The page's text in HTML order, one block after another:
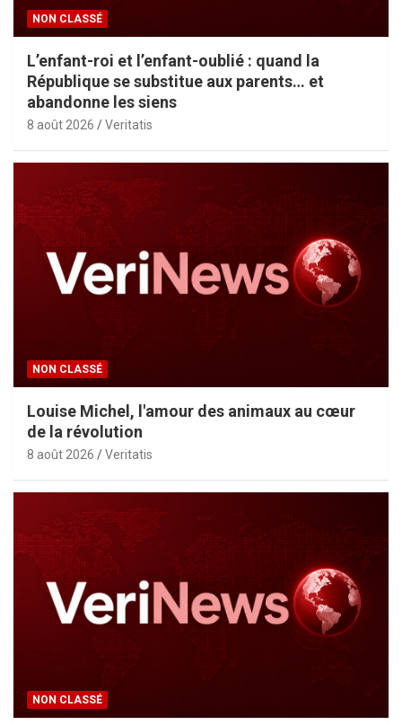
NON CLASSÉ
L’enfant-roi et l’enfant-oublié : quand la
République se substitue aux parents… et
abandonne les siens
8 août 2026 Veritatis
NON CLASSÉ
Louise Michel, l'amour des animaux au cœur
de la révolution
8 août 2026 Veritatis
NON CLASSÉ